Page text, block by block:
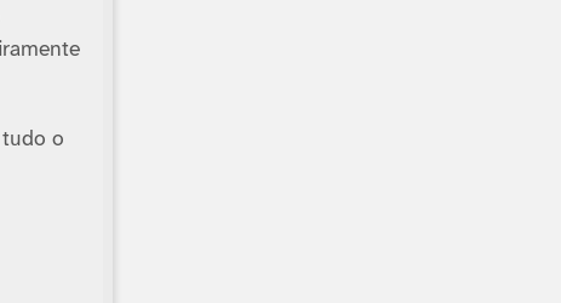
tudo o